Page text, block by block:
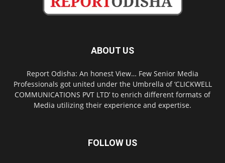
ABOUT US
Report Odisha: An honest View… Few Senior Media
Professionals got united under the Umbrella of ‘CLICKWELL
COMMUNICATIONS PVT LTD’ to enrich different formats of
Media utilizing their experience and expertise.
FOLLOW US